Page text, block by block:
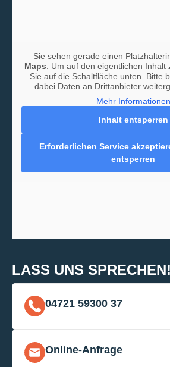
Sie sehen gerade einen
Maps . Um auf den eigentlichen
Sie auf die Schaltfläche unten. Bitte
dabei Daten an Drittanbieter
Mehr Informationen
Inhalt entsperren
Erforderlichen Service
entsperren
LASS UNS SPRECHEN!
04721 59300 37
Online-Anfrage